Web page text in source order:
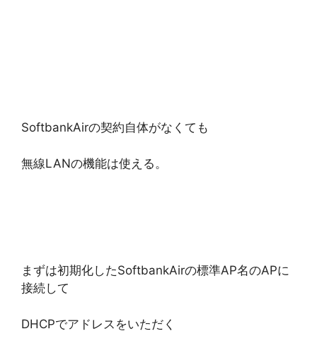
SoftbankAirの契約自体がなくても
無線LANの機能は使える。
まずは初期化したSoftbankAirの標準AP名のAPに
接続して
DHCPでアドレスをいただく